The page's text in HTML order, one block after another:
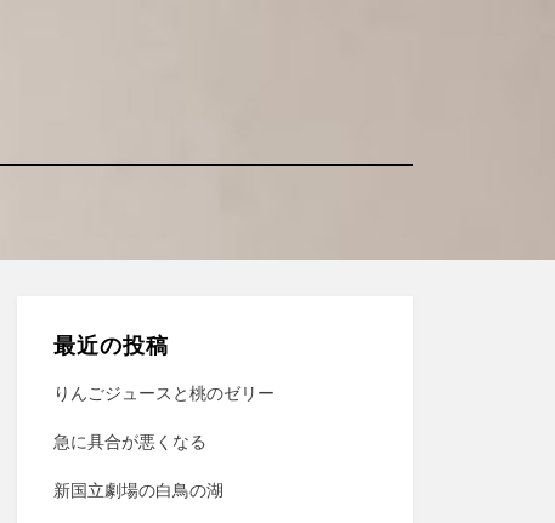
最近の投稿
りんごジュースと桃のゼリー
急に具合が悪くなる
新国立劇場の白鳥の湖